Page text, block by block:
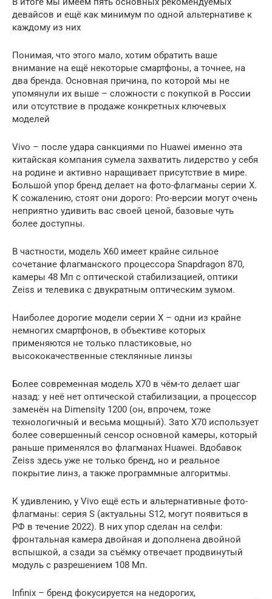
девайсов и ещё как минимум по одной альтернативе к
каждому из них
Понимая, что этого мало, хотим обратить ваше
внимание на ещё некоторые смартфоны, а точнее, на
два бренда. Основная причина, по которой мы не
упомянули их выше – сложности с покупкой в России
или отсутствие в продаже конкретных ключевых
моделей
Vivo – после удара санкциями по Huawei именно эта
китайская компания сумела захватить лидерство у себя
на родине и активно наращивает присутствие в мире.
Большой упор бренд делает на фото-флагманы серии X.
К сожалению, стоят они дорого: Pro-версии могут очень
неприятно удивить вас своей ценой, базовые чуть
более доступны.
В частности, модель X60 имеет крайне сильное
сочетание флагманского процессора Snapdragon 870,
камеры 48 Мп с оптической стабилизацией, оптики
Zeiss и телевика с двукратным оптическим зумом.
Наиболее дорогие модели серии X – одни из крайне
немногих смартфонов, в объективе которых
применяются не только пластиковые, но
высококачественные стеклянные линзы
Более современная модель X70 в чём-то делает шаг
назад: у неё нет оптической стабилизации, а процессор
заменён на Dimensity 1200 (он, впрочем, тоже
технологичный и весьма мощный). Зато X70 использует
более совершенный сенсор основной камеры, который
раньше применялся во флагманах Huawei. Вдобавок
Zeiss здесь уже не только бренд, но и реальное
покрытие линз, а также программные алгоритмы.
К удивлению, у Vivo ещё есть и альтернативные фото-
флагманы: серия S (актуальны S12, могут появиться в
РФ в течение 2022). В них упор сделан на селфи:
фронтальная камера двойная и дополнена двойной
вспышкой, а сзади за съёмку отвечает продвинутый
модуль с разрешением 108 Мп.
Infinix – бренд фокусируется на недорогих,